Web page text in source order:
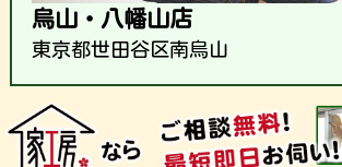
烏山・八幡山店
東京都世田谷区南烏山